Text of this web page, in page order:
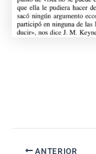
ANTERIOR